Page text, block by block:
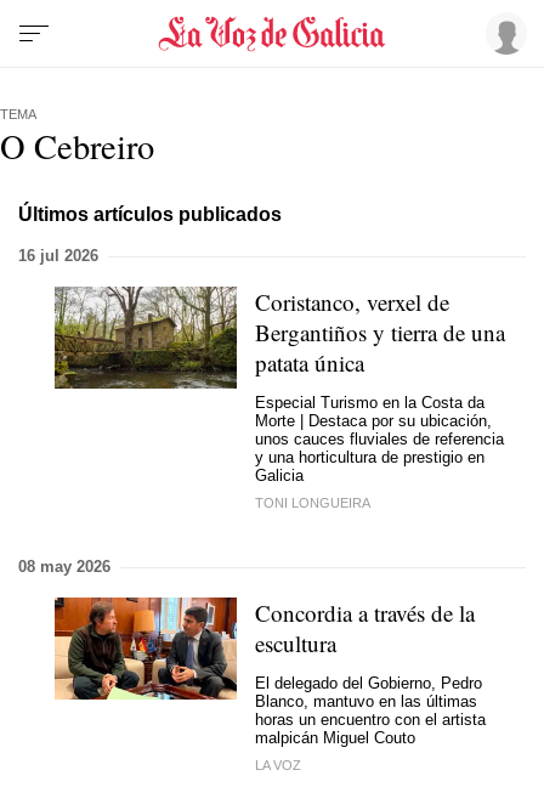
TEMA
O Cebreiro
Últimos artículos publicados
16 jul 2026
Coristanco, verxel de
Bergantiños y tierra de una
patata única
Especial Turismo en la Costa da
Morte | Destaca por su ubicación,
unos cauces fluviales de referencia
y una horticultura de prestigio en
Galicia
TONI LONGUEIRA
08 may 2026
Concordia a través de la
escultura
El delegado del Gobierno, Pedro
Blanco, mantuvo en las últimas
horas un encuentro con el artista
malpicán Miguel Couto
LA VOZ